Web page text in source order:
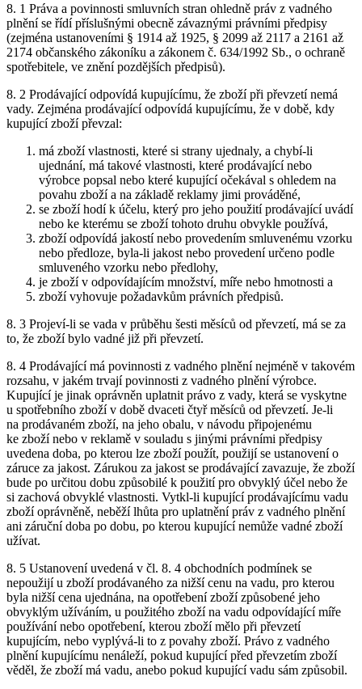
8. 1 Práva a povinnosti smluvních stran ohledně práv z vadného
plnění se řídí příslušnými obecně závaznými právními předpisy
(zejména ustanoveními § 1914 až 1925, § 2099 až 2117 a 2161 až
2174 občanského zákoníku a zákonem č. 634/1992 Sb., o ochraně
spotřebitele, ve znění pozdějších předpisů).
8. 2 Prodávající odpovídá kupujícímu, že zboží při převzetí nemá
vady. Zejména prodávající odpovídá kupujícímu, že v době, kdy
kupující zboží převzal:
má zboží vlastnosti, které si strany ujednaly, a chybí-li
ujednání, má takové vlastnosti, které prodávající nebo
výrobce popsal nebo které kupující očekával s ohledem na
povahu zboží a na základě reklamy jimi prováděné,
se zboží hodí k účelu, který pro jeho použití prodávající uvádí
nebo ke kterému se zboží tohoto druhu obvykle používá,
zboží odpovídá jakostí nebo provedením smluvenému vzorku
nebo předloze, byla-li jakost nebo provedení určeno podle
smluveného vzorku nebo předlohy,
je zboží v odpovídajícím množství, míře nebo hmotnosti a
zboží vyhovuje požadavkům právních předpisů.
8. 3 Projeví-li se vada v průběhu šesti měsíců od převzetí, má se za
to, že zboží bylo vadné již při převzetí.
8. 4 Prodávající má povinnosti z vadného plnění nejméně v takovém
rozsahu, v jakém trvají povinnosti z vadného plnění výrobce.
Kupující je jinak oprávněn uplatnit právo z vady, která se vyskytne
u spotřebního zboží v době dvaceti čtyř měsíců od převzetí. Je-li
na prodávaném zboží, na jeho obalu, v návodu připojenému
ke zboží nebo v reklamě v souladu s jinými právními předpisy
uvedena doba, po kterou lze zboží použít, použijí se ustanovení o
záruce za jakost. Zárukou za jakost se prodávající zavazuje, že zboží
bude po určitou dobu způsobilé k použití pro obvyklý účel nebo že
si zachová obvyklé vlastnosti. Vytkl-li kupující prodávajícímu vadu
zboží oprávněně, neběží lhůta pro uplatnění práv z vadného plnění
ani záruční doba po dobu, po kterou kupující nemůže vadné zboží
užívat.
8. 5 Ustanovení uvedená v čl. 8. 4 obchodních podmínek se
nepoužijí u zboží prodávaného za nižší cenu na vadu, pro kterou
byla nižší cena ujednána, na opotřebení zboží způsobené jeho
obvyklým užíváním, u použitého zboží na vadu odpovídající míře
používání nebo opotřebení, kterou zboží mělo při převzetí
kupujícím, nebo vyplývá-li to z povahy zboží. Právo z vadného
plnění kupujícímu nenáleží, pokud kupující před převzetím zboží
věděl, že zboží má vadu, anebo pokud kupující vadu sám způsobil.